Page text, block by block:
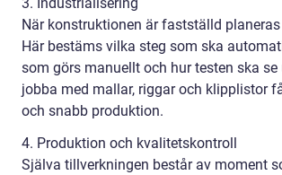
När konstruktionen är fastställd
Här bestäms vilka steg som ska
som görs manuellt och hur testen ska se
jobba med mallar, riggar och klipplistor
och snabb produktion.
4. Produktion och kvalitetskontroll
Själva tillverkningen består av moment